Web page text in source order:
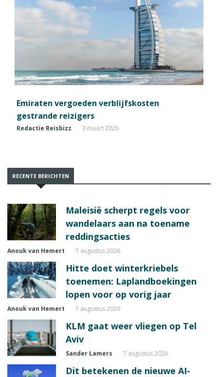
Emiraten vergoeden verblijfskosten
gestrande reizigers
Redactie Reisbizz 3 maart 2026
RECENTE BERICHTEN
Maleisië scherpt regels voor
wandelaars aan na toename
reddingsacties
Anouk van Hemert 7 augustus 2026
Hitte doet winterkriebels
toenemen: Laplandboekingen
lopen voor op vorig jaar
Anouk van Hemert 7 augustus 2026
KLM gaat weer vliegen op Tel
Aviv
Sander Lamers 7 augustus 2026
Dit betekenen de nieuwe AI-